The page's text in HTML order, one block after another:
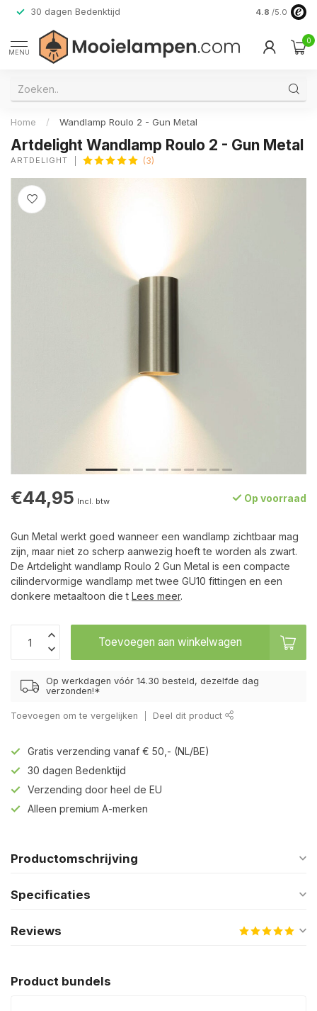
30 dagen Bedenktijd Verzending
4.8 /5.0
MENU
0
Home / Wandlamp Roulo 2 - Gun Metal
Artdelight Wandlamp Roulo 2 - Gun Metal
ARTDELIGHT (3)
€44,95 Incl. btw Op voorraad
Gun Metal werkt goed wanneer een wandlamp zichtbaar mag
zijn, maar niet zo scherp aanwezig hoeft te worden als zwart.
De Artdelight wandlamp Roulo 2 Gun Metal is een compacte
cilindervormige wandlamp met twee GU10 fittingen en een
donkere metaaltoon die t Lees meer.
Toevoegen aan winkelwagen
Op werkdagen vóór 14.30 besteld, dezelfde dag
verzonden!*
Toevoegen om te vergelijken Deel dit product
Gratis verzending vanaf € 50,- (NL/BE)
30 dagen Bedenktijd
Verzending door heel de EU
Alleen premium A-merken
Productomschrijving
Specificaties
Reviews
Product bundels